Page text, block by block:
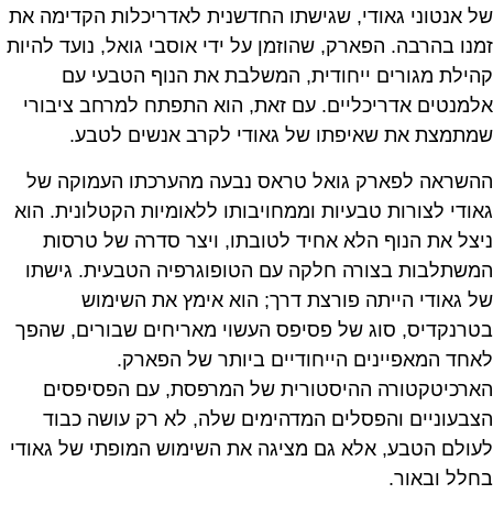
של אנטוני גאודי, שגישתו החדשנית לאדריכלות הקדימה את
זמנו בהרבה. הפארק, שהוזמן על ידי אוסבי גואל, נועד להיות
קהילת מגורים ייחודית, המשלבת את הנוף הטבעי עם
אלמנטים אדריכליים. עם זאת, הוא התפתח למרחב ציבורי
שמתמצת את שאיפתו של גאודי לקרב אנשים לטבע.
ההשראה לפארק גואל טראס נבעה מהערכתו העמוקה של
גאודי לצורות טבעיות וממחויבותו ללאומיות הקטלונית. הוא
ניצל את הנוף הלא אחיד לטובתו, ויצר סדרה של טרסות
המשתלבות בצורה חלקה עם הטופוגרפיה הטבעית. גישתו
של גאודי הייתה פורצת דרך; הוא אימץ את השימוש
בטרנקדיס, סוג של פסיפס העשוי מאריחים שבורים, שהפך
לאחד המאפיינים הייחודיים ביותר של הפארק.
הארכיטקטורה ההיסטורית של המרפסת, עם הפסיפסים
הצבעוניים והפסלים המדהימים שלה, לא רק עושה כבוד
לעולם הטבע, אלא גם מציגה את השימוש המופתי של גאודי
בחלל ובאור.